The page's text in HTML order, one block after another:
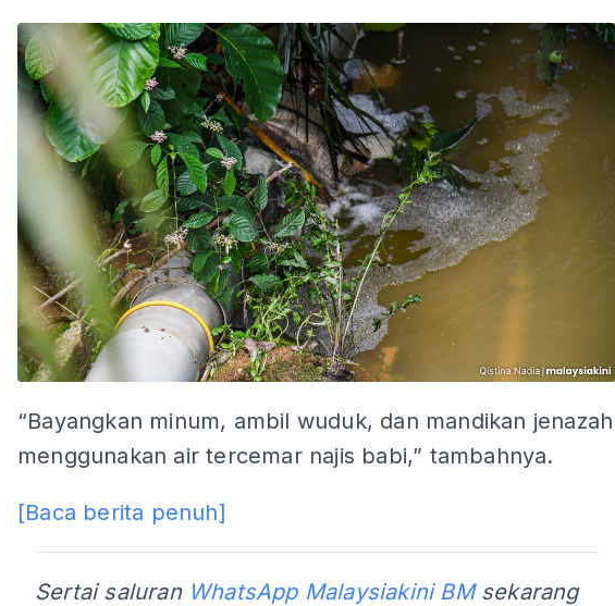
“Bayangkan minum, ambil wuduk, dan mandikan jenazah
menggunakan air tercemar najis babi,” tambahnya.
[Baca berita penuh]
Sertai saluran WhatsApp Malaysiakini BMsekarang